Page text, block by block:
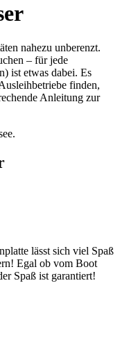
nahezu unberenzt.
– für jede
ist etwas dabei. Es
finden,
Anleitung zur
lässt sich viel Spaß
Egal ob vom Boot
Spaß ist garantiert!